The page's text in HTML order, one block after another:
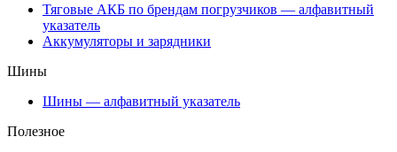
Тяговые АКБ по брендам погрузчиков — алфавитный
указатель
Аккумуляторы и зарядники
Шины
Шины — алфавитный указатель
Полезное